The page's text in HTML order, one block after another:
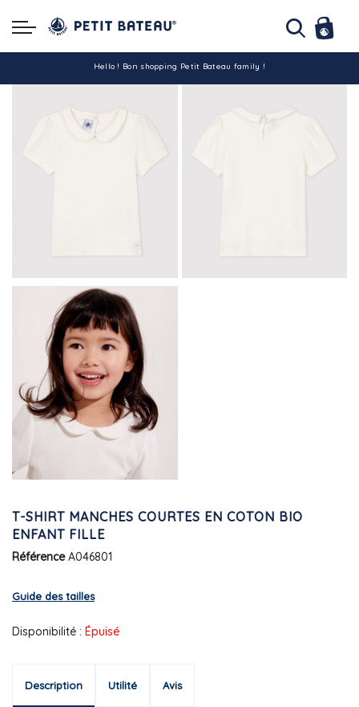
Hello ! Bon shopping Petit Bateau family !
La livraison est assurée partout en Tunisie !
-10% pour tout paiement par carte bancaire (hors promo)
T-SHIRT MANCHES COURTES EN COTON BIO
ENFANT FILLE
Référence A046801
Guide des tailles
Disponibilité : Épuisé
Description Utilité Avis